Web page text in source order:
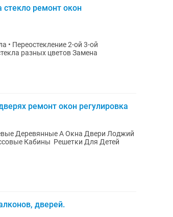
стекло ремонт окон
ремонт окон регулировка
А Окна Двери Лоджий
дверей.